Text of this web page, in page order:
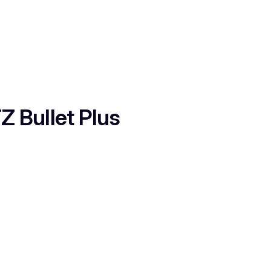
Bullet Plus